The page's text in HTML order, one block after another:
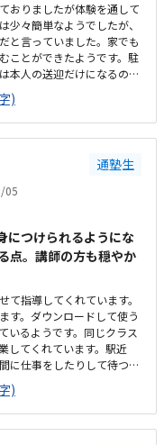
おりましたが体験を通して
少々簡単なようでしたが、
と言っていました。家でも
ことができたようです。駐
本人の送迎だけになるので
なので問題ないです落ち着
数には狭いのではないかと
はなく120分だといいかな
ので、少し高いと感じまし
)
通塾生
05
につけられるようにな
点。講師の方も穏やか
指導してくれています。
す。ダウンロードして使う
いるようです。同じクラス
してくれています。駅近
に仕事をしたりして待つこ
入りが少し気になります。
あるため、部屋はやや小さ
ンタル費用が発生するので
くからパソコン操作になれ
)